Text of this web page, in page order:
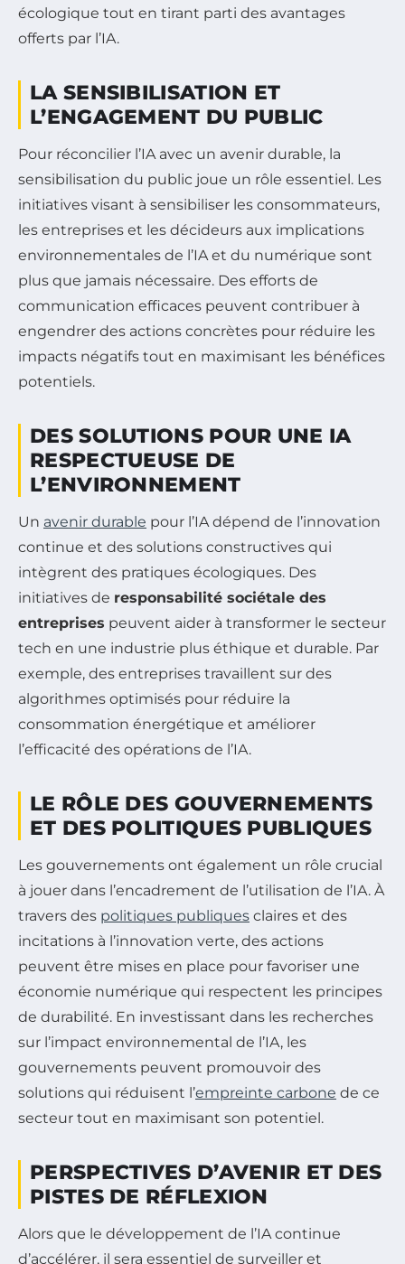
écologique tout en tirant parti des avantages
offerts par l’IA.
LA SENSIBILISATION ET
L’ENGAGEMENT DU PUBLIC
Pour réconcilier l’IA avec un avenir durable, la
sensibilisation du public joue un rôle essentiel. Les
initiatives visant à sensibiliser les consommateurs,
les entreprises et les décideurs aux implications
environnementales de l’IA et du numérique sont
plus que jamais nécessaire. Des efforts de
communication efficaces peuvent contribuer à
engendrer des actions concrètes pour réduire les
impacts négatifs tout en maximisant les bénéfices
potentiels.
DES SOLUTIONS POUR UNE IA
RESPECTUEUSE DE
L’ENVIRONNEMENT
Un avenir durable pour l’IA dépend de l’innovation
continue et des solutions constructives qui
intègrent des pratiques écologiques. Des
initiatives de responsabilité sociétale des
entreprises peuvent aider à transformer le secteur
tech en une industrie plus éthique et durable. Par
exemple, des entreprises travaillent sur des
algorithmes optimisés pour réduire la
consommation énergétique et améliorer
l’efficacité des opérations de l’IA.
LE RÔLE DES GOUVERNEMENTS
ET DES POLITIQUES PUBLIQUES
Les gouvernements ont également un rôle crucial
à jouer dans l’encadrement de l’utilisation de l’IA. À
travers des politiques publiques claires et des
incitations à l’innovation verte, des actions
peuvent être mises en place pour favoriser une
économie numérique qui respectent les principes
de durabilité. En investissant dans les recherches
sur l’impact environnemental de l’IA, les
gouvernements peuvent promouvoir des
solutions qui réduisent l’empreinte carbone de ce
secteur tout en maximisant son potentiel.
PERSPECTIVES D’AVENIR ET DES
PISTES DE RÉFLEXION
Alors que le développement de l’IA continue
d’accélérer, il sera essentiel de surveiller et